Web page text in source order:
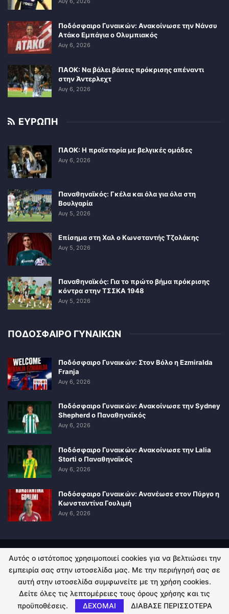
Ποδόσφαιρο Γυναικών: Ανακοίνωσε την Νάνσυ
Ατάκο Εμπάγια ο Ολυμπιακός
Αυγ 6, 2026
ΠΑΟΚ: Να βάλει βάσεις πρόκρισης απέναντι
στην Άντερλεχτ
Αυγ 6, 2026
ΕΥΡΩΠΗ
ΠΑΟΚ: Η προϊστορία με βελγικές ομάδες
Αυγ 6, 2026
Παναθηναϊκός: Γκέλα και όλα για όλα στη
Βουλγαρία
Αυγ 5, 2026
Επίσημα στη Χαλ ο Κωνσταντής Τζολάκης
Αυγ 5, 2026
Παναθηναϊκός: Για το πρώτο βήμα πρόκρισης
κόντρα στην ΤΣΣΚΑ 1948
Αυγ 5, 2026
ΠΟΔΟΣΦΑΙΡΟ ΓΥΝΑΙΚΩΝ
Ποδόσφαιρο Γυναικών: Στον Βόλο η Ezmiralda
Franja
Αυγ 6, 2026
Ποδόσφαιρο Γυναικών: Ανακοίνωσε την Sydney
Shepherd ο Παναθηναϊκός
Αυγ 6, 2026
Ποδόσφαιρο Γυναικών: Ανακοίνωσε την Lalia
Storti ο Παναθηναϊκός
Αυγ 6, 2026
Ποδόσφαιρο Γυναικών: Ανανέωσε στον Πύργο η
Κωνσταντίνα Γουλιμή
Αυγ 6, 2026
ΠΟΛΙΤΙΚΗ ΑΠΟΡΡΗΤΟΥ ΕΠΙΚΟΙΝΩΝΙΑ
© 2026 - Kingsport.gr. All Rights Reserved.
Αυτός ο ιστότοπος χρησιμοποιεί cookies για να βελτιώσει την
εμπειρία σας στην ιστοσελίδα μας. Με την περιήγησή σας σε
αυτή στην ιστοσελίδα συμφωνείτε με τη χρήση cookies.
Δείτε όλες τις λεπτομέρειες τους όρους χρήσης και τις
προϋποθέσεις.
ΔΕΧΟΜΑΙ ΔΙΑΒΑΣΕ ΠΕΡΙΣΣΟΤΕΡΑ